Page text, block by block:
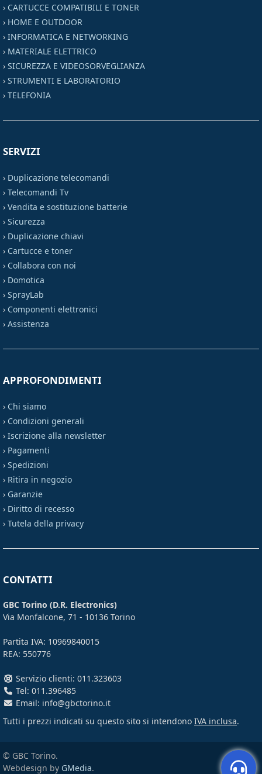
› CARTUCCE COMPATIBILI E TONER
› HOME E OUTDOOR
› INFORMATICA E NETWORKING
› MATERIALE ELETTRICO
› SICUREZZA E VIDEOSORVEGLIANZA
› STRUMENTI E LABORATORIO
› TELEFONIA
SERVIZI
› Duplicazione telecomandi
› Telecomandi Tv
› Vendita e sostituzione batterie
› Sicurezza
› Duplicazione chiavi
› Cartucce e toner
› Collabora con noi
› Domotica
› SprayLab
› Componenti elettronici
› Assistenza
APPROFONDIMENTI
› Chi siamo
› Condizioni generali
› Iscrizione alla newsletter
› Pagamenti
› Spedizioni
› Ritira in negozio
› Garanzie
› Diritto di recesso
› Tutela della privacy
CONTATTI
GBC Torino (D.R. Electronics)
Via Monfalcone, 71 - 10136 Torino
Partita IVA: 10969840015
REA: 550776
Servizio clienti: 011.323603
Tel: 011.396485
Email: info@gbctorino.it
Tutti i prezzi indicati su questo sito si intendono IVA inclusa.
© GBC Torino.
Webdesign by GMedia.